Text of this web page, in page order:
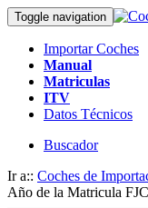
Toggle navigation
Importar Coches
Manual
Matriculas
ITV
Datos Técnicos
Buscador
Ir a:: Coches de
Año de la Matricula FJC